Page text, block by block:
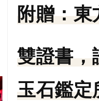
附贈： 東
雙證書，
玉石鑑定